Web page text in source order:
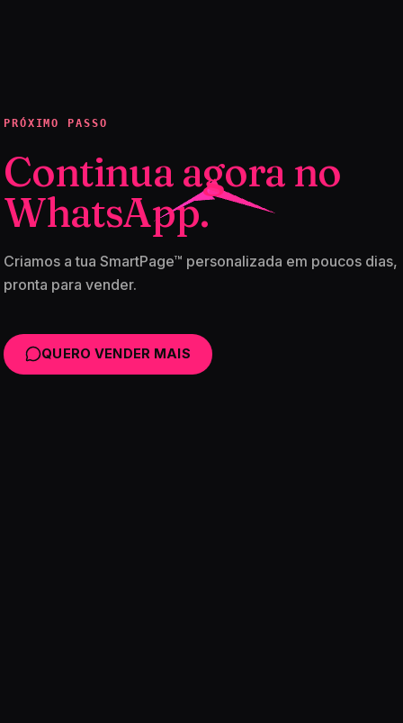
PRÓXIMO PASSO
Continua agora no
WhatsApp.
Criamos a tua SmartPage™ personalizada em poucos dias,
pronta para vender.
QUERO VENDER MAIS